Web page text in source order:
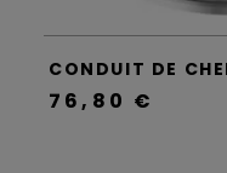
76,80 €